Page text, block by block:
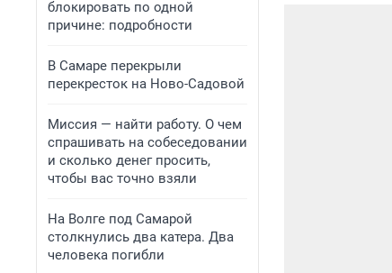
блокировать по одной
причине: подробности
В Самаре перекрыли
перекресток на Ново-Садовой
Миссия — найти работу. О чем
спрашивать на собеседовании
и сколько денег просить,
чтобы вас точно взяли
На Волге под Самарой
столкнулись два катера. Два
человека погибли